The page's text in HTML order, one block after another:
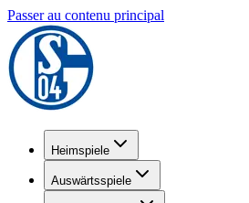
Passer au contenu principal
Heimspiele
Auswärtsspiele